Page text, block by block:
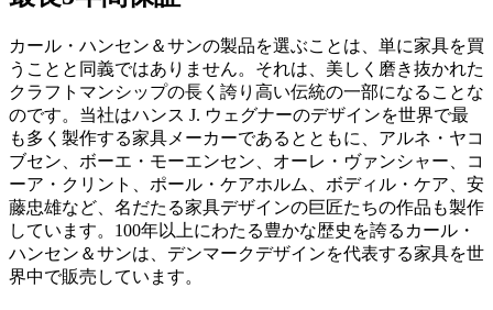
カール・ハンセン＆サンの製品を選ぶことは、単に家具を買
うことと同義ではありません。それは、美しく磨き抜かれた
クラフトマンシップの長く誇り高い伝統の一部になることな
のです。当社はハンス J. ウェグナーのデザインを世界で最
も多く製作する家具メーカーであるとともに、アルネ・ヤコ
ブセン、ボーエ・モーエンセン、オーレ・ヴァンシャー、コ
ーア・クリント、ポール・ケアホルム、ボディル・ケア、安
藤忠雄など、名だたる家具デザインの巨匠たちの作品も製作
しています。100年以上にわたる豊かな歴史を誇るカール・
ハンセン＆サンは、デンマークデザインを代表する家具を世
界中で販売しています。